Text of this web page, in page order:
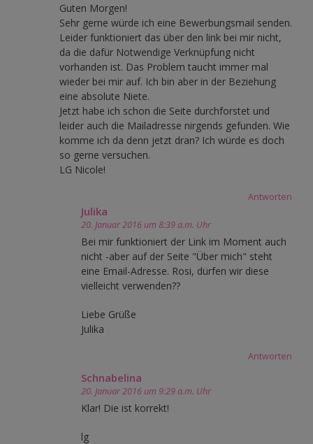
Guten Morgen!
Sehr gerne würde ich eine Bewerbungsmail senden.
Leider funktioniert das über den link bei mir nicht,
da die dafür Notwendige Verknüpfung nicht
vorhanden ist. Das Problem taucht immer mal
wieder bei mir auf. Ich bin aber in der Beziehung
eine absolute Niete.
Jetzt habe ich schon die Seite durchforstet und
leider auch die Mailadresse nirgends gefunden. Wie
komme ich da denn jetzt dran? Ich würde es doch
so gerne versuchen.
LG Nicole!
Antworten
Julika
20. Januar 2016 um 8:39 a.m. Uhr
Bei mir funktioniert der Link im Moment auch
nicht -aber auf der Seite "Über mich" steht
eine Email-Adresse. Rosi, dürfen wir diese
vielleicht verwenden??
Liebe Grüße
Julika
Antworten
Schnabelina
20. Januar 2016 um 9:29 a.m. Uhr
Klar! Die ist korrekt!
lg